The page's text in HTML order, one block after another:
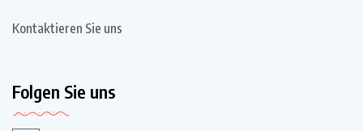
Kontaktieren Sie uns
Folgen Sie uns